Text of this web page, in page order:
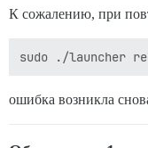
К сожалению, при
ошибка возникла